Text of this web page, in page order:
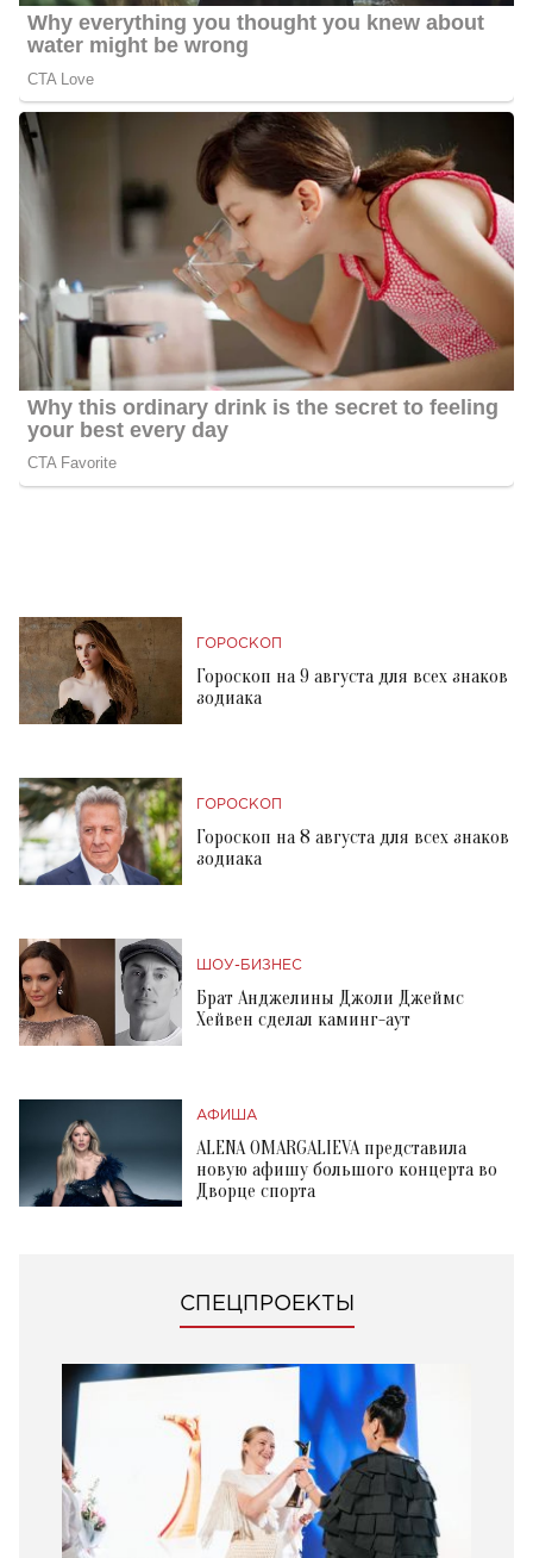
ГОРОСКОП
Гороскоп на 9 августа для всех знаков
зодиака
ГОРОСКОП
Гороскоп на 8 августа для всех знаков
зодиака
ШОУ-БИЗНЕС
Брат Анджелины Джоли Джеймс
Хейвен сделал каминг-аут
АФИША
ALENA OMARGALIEVA представила
новую афишу большого концерта во
Дворце спорта
СПЕЦПРОЕКТЫ